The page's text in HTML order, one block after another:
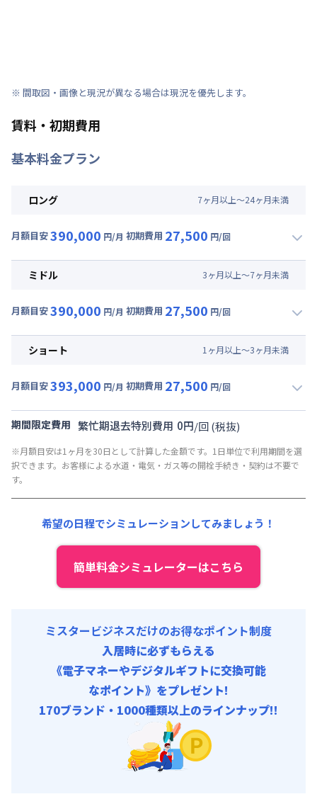
※ 間取図・画像と現況が異なる場合は現況を優先します。
賃料・初期費用
基本料金プラン
ロング 7ヶ月以上～24ヶ月未満
月額目安390,000 円/月 初期費用 27,500 円/回
月額賃料目安(30日利用)
光熱費他 : 30,000円/月 (1,000円/日) (税抜)
その他費用 :
ミドル 3ヶ月以上～7ヶ月未満
月額目安390,000 円/月 初期費用 27,500 円/回
月額賃料目安(30日利用)
光熱費他 : 30,000円/月 (1,000円/日) (税抜)
その他費用 :
ショート 1 ヶ月以上～3ヶ月未満
月額目安393,000 円/月 初期費用 27,500 円/回
月額賃料目安(30日利用)
光熱費他 : 30,000円/月 (1,000円/日) (税抜)
清掃料他 :
その他費用 :
期間限定費用 繁忙期退去特別費用 0円/回(税抜)
※月額目安は1ヶ月を30日として計算した金額です。1日単位で利用期間を選
択できます。お客様による水道・電気・ガス等の開栓手続き・契約は不要で
す。
希望の日程でシミュレーションしてみましょう！
簡単料金シミュレーターはこちら
ミスタービジネスだけのお得なポイント制度
入居時に必ずもらえる
《電子マネーやデジタルギフトに交換可能
なポイント》をプレゼント!
170ブランド・1000種類以上のラインナップ!!